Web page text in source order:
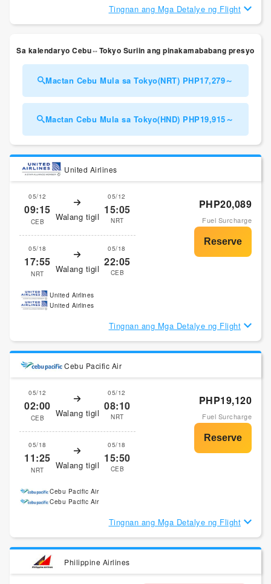
Tingnan ang Mga Detalye ng Flight
Sa kalendaryo Cebu⇔Tokyo Suriin ang pinakamababang presyo
Mactan Cebu Mula sa Tokyo(NRT) PHP17,279～
Mactan Cebu Mula sa Tokyo(HND) PHP19,915～
United Airlines
05/12
09:15
CEB Walang tigil
05/12
15:05
NRT
05/18
17:55
NRT Walang tigil
05/18
22:05
CEB
PHP20,089
Fuel Surcharge
United Airlines
United Airlines
Tingnan ang Mga Detalye ng Flight
Cebu Pacific Air
05/12
02:00
CEB Walang tigil
05/12
08:10
NRT
05/18
11:25
NRT Walang tigil
05/18
15:50
CEB
PHP19,120
Fuel Surcharge
Cebu Pacific Air
Cebu Pacific Air
Tingnan ang Mga Detalye ng Flight
Philippine Airlines